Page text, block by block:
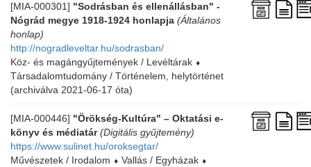
[MIA-000301] "Sodrásban és ellenállásban" -
Nógrád megye 1918-1924 honlapja (Általános
honlap)
http://nogradleveltar.hu/sodrasban/
Köz- és magángyűjtemények / Levéltárak ⬧
Társadalomtudomány / Történelem, helytörténet
(archiválva 2021-06-17 óta)
[MIA-000446] "Örökség-Kultúra" – Oktatási e-
könyv és médiatár (Digitális gyűjtemény)
https://www.sulinet.hu/oroksegtar/
Művészetek / Irodalom ⬧ Vallás / Egyházak ⬧